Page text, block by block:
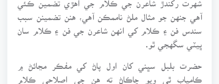
آهي جنهن جو مثال ملڻ ناممڪن آهي، هنن تضمينن سبب
سندس فن ۽ ڪلام کي انهن شاعرن جي فن ۽ ڪلام سان
ڀيٽي سگهجي ٿو.
حضرت بلبل سڀني کان اول پاڻ کي مفڪر مڃائڻ ۾
ڪامياب ٿي ويو ڇاڪاڻ ته هن جي اصلاحي ڪلام